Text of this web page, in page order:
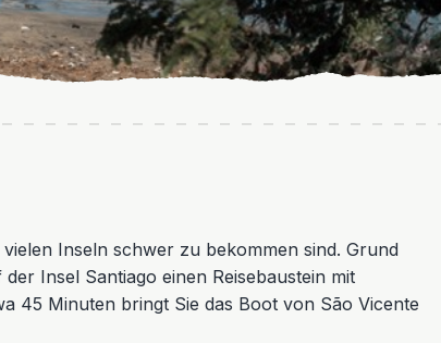
Inseln schwer zu bekommen sind. Grund
Insel Santiago einen Reisebaustein mit
45 Minuten bringt Sie das Boot von São Vicente